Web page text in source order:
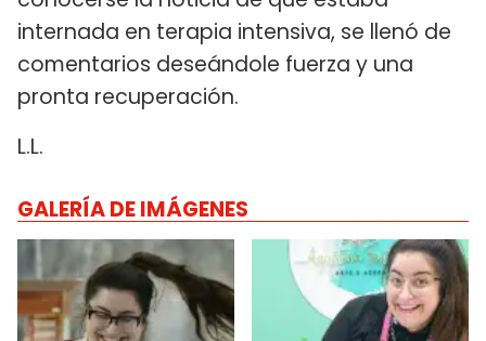
internada en terapia intensiva, se llenó de
comentarios deseándole fuerza y una
pronta recuperación.
L.L.
GALERÍA DE IMÁGENES